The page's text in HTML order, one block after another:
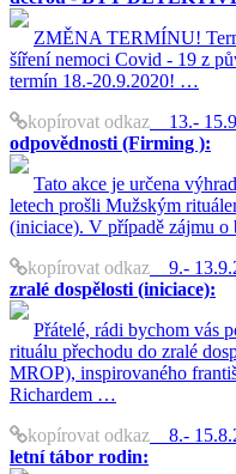
ZMĚNA TERMÍNU!
šíření nemoci Covid - 19 z
termín 18.-20.9.2020! …
kopírovat odkaz 13.-
odpovědnosti (Firming ):
Tato akce je určena
letech prošli Mužským
(iniciace). V případě zájmu
kopírovat odkaz 9.-
zralé dospělosti (iniciace):
Přátelé, rádi bychom vás
rituálu přechodu do zralé
MROP), inspirovaného
Richardem …
kopírovat odkaz 8.-
letní tábor rodin: